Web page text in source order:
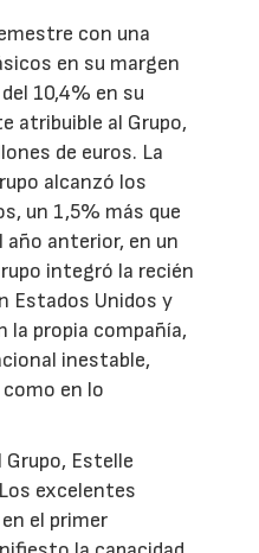
con una
en su margen
10,4% en su
atribuible al Grupo,
de euros. La
alcanzó los
un 1,5% más que
año anterior, en un
integró la recién
Estados Unidos y
la propia compañía,
inestable,
en lo
Estelle
excelentes
el primer